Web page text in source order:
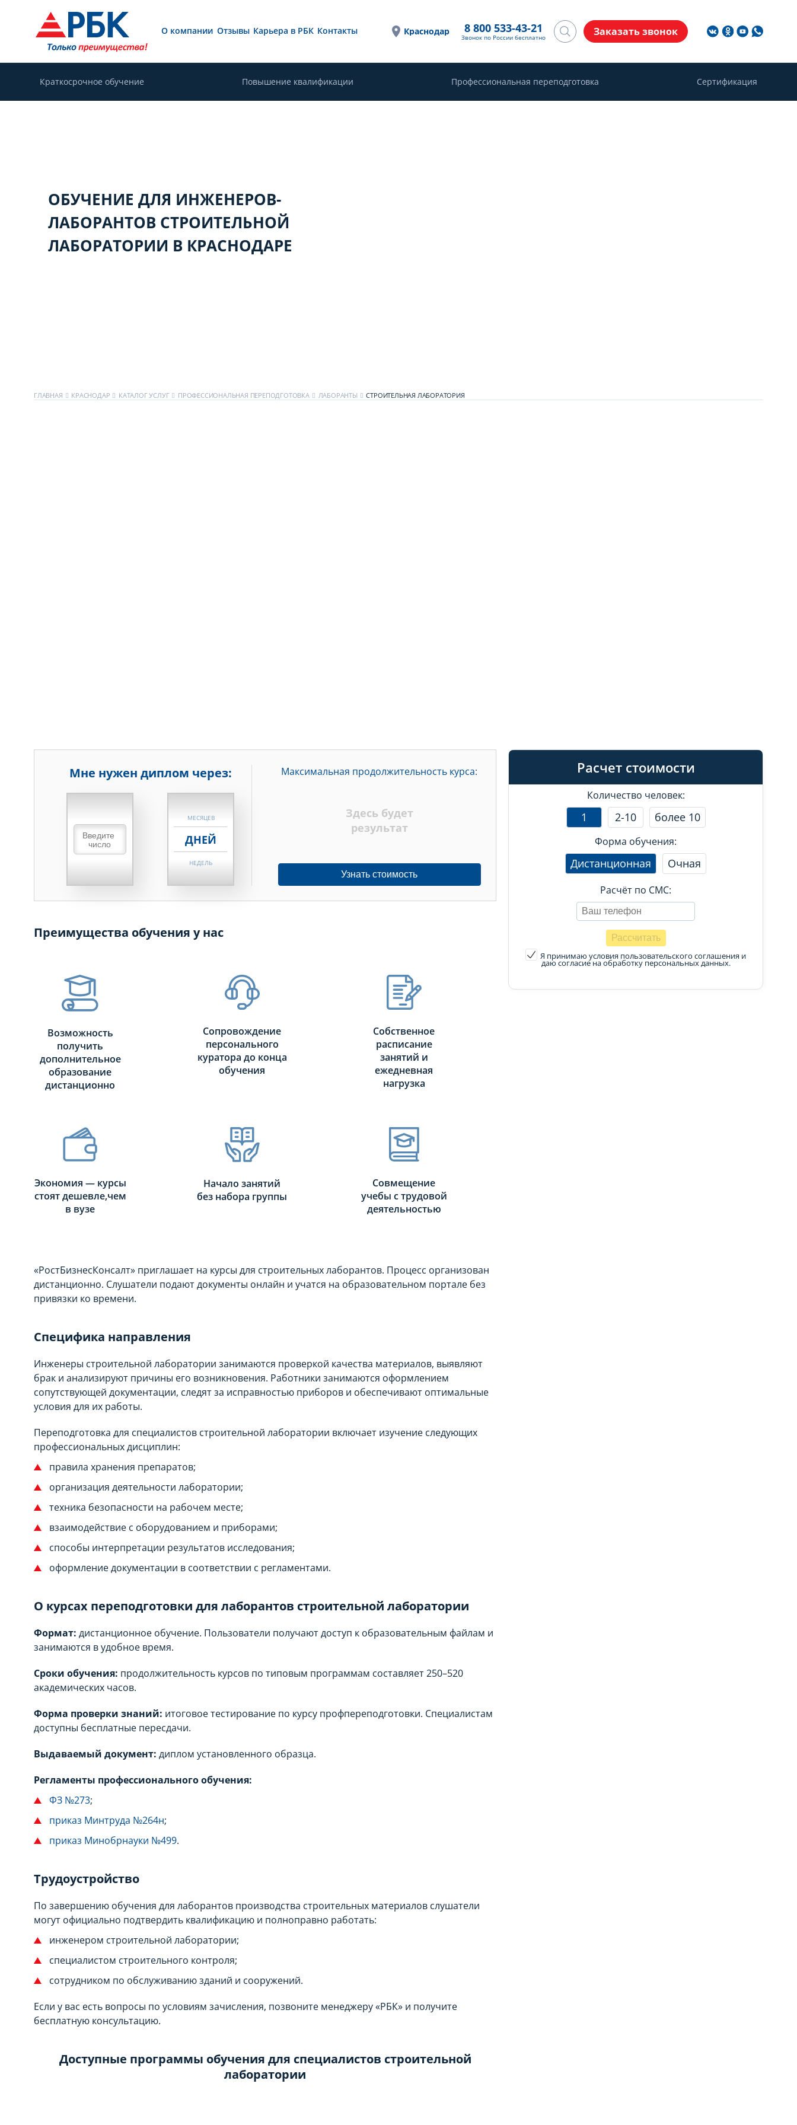
ОБУЧЕНИЕ ДЛЯ ИНЖЕНЕРОВ-
ЛАБОРАНТОВ СТРОИТЕЛЬНОЙ
ЛАБОРАТОРИИ В КРАСНОДАРЕ
ГЛАВНАЯ КРАСНОДАР КАТАЛОГ УСЛУГ ПРОФЕССИОНАЛЬНАЯ ПЕРЕПОДГОТОВКА ЛАБОРАНТЫ CТРОИТЕЛЬНАЯ ЛАБОРАТОРИЯ
Расчет стоимости
Количество человек:
1 2-10 более 10
Форма обучения:
Дистанционная Очная
Расчёт по СМС:
Я принимаю условия пользовательского соглашения и
даю согласие на обработку персональных данных.
Мне нужен диплом через:
НЕДЕЛЬ
МЕСЯЦЕВ
ДНЕЙ
НЕДЕЛЬ
МЕСЯЦЕВ
НЕДЕЛЬ
Максимальная продолжительность курса:
Здесь будет
результат
Узнать стоимость
Преимущества обучения у нас
Возможность
получить
дополнительное
образование
дистанционно
Сопровождение
персонального
куратора до конца
обучения
Собственное
расписание
занятий и
ежедневная
нагрузка
Экономия — курсы
стоят дешевле,чем
в вузе
Начало занятий
без набора группы
Совмещение
учебы с трудовой
деятельностью
«РостБизнесКонсалт» приглашает на курсы для строительных лаборантов. Процесс организован
дистанционно. Слушатели подают документы онлайн и учатся на образовательном портале без
привязки ко времени.
Специфика направления
Инженеры строительной лаборатории занимаются проверкой качества материалов, выявляют
брак и анализируют причины его возникновения. Работники занимаются оформлением
сопутствующей документации, следят за исправностью приборов и обеспечивают оптимальные
условия для их работы.
Переподготовка для специалистов строительной лаборатории включает изучение следующих
профессиональных дисциплин:
правила хранения препаратов;
организация деятельности лаборатории;
техника безопасности на рабочем месте;
взаимодействие с оборудованием и приборами;
способы интерпретации результатов исследования;
оформление документации в соответствии с регламентами.
О курсах переподготовки для лаборантов строительной лаборатории
Формат: дистанционное обучение. Пользователи получают доступ к образовательным файлам и
занимаются в удобное время.
Сроки обучения: продолжительность курсов по типовым программам составляет 250–520
академических часов.
Форма проверки знаний: итоговое тестирование по курсу профпереподготовки. Специалистам
доступны бесплатные пересдачи.
Выдаваемый документ: диплом установленного образца.
Регламенты профессионального обучения:
ФЗ №273;
приказ Минтруда №264н;
приказ Минобрнауки №499.
Трудоустройство
По завершению обучения для лаборантов производства строительных материалов слушатели
могут официально подтвердить квалификацию и полноправно работать:
инженером строительной лаборатории;
специалистом строительного контроля;
сотрудником по обслуживанию зданий и сооружений.
Если у вас есть вопросы по условиям зачисления, позвоните менеджеру «РБК» и получите
бесплатную консультацию.
Доступные программы обучения для специалистов строительной
лаборатории
О компании Отзывы Карьера в РБК Контакты Краснодар 8 800 533-43-21
Звонок по России бесплатно Заказать звонок
Краткосрочное обучение Повышение квалификации Профессиональная переподготовка Сертификация